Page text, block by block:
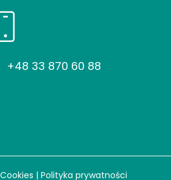
+48 33 870 60 88
| Polityka prywatności